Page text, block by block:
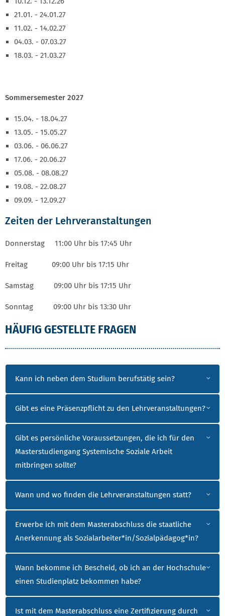
21.01. - 24.01.27
11.02. - 14.02.27
04.03. - 07.03.27
18.03. - 21.03.27
Sommersemester 2027
15.04. - 18.04.27
13.05. - 15.05.27
03.06. - 06.06.27
17.06. - 20.06.27
05.08. - 08.08.27
19.08. - 22.08.27
09.09. - 12.09.27
Zeiten der Lehrveranstaltungen
Donnerstag 11:00 Uhr bis 17:45 Uhr
Freitag 09:00 Uhr bis 17:15 Uhr
Samstag 09:00 Uhr bis 17:15 Uhr
Sonntag 09:00 Uhr bis 13:30 Uhr
HÄUFIG GESTELLTE FRAGEN
Kann ich neben dem Studium berufstätig sein?
Gibt es eine Präsenzpflicht zu den Lehrveranstaltungen?
Gibt es persönliche Voraussetzungen, die ich für den
Masterstudiengang Systemische Soziale Arbeit
mitbringen sollte?
Wann und wo finden die Lehrveranstaltungen statt?
Erwerbe ich mit dem Masterabschluss die staatliche
Anerkennung als Sozialarbeiter*in/Sozialpädagog*in?
Wann bekomme ich Bescheid, ob ich an der Hochschule
einen Studienplatz bekommen habe?
Ist mit dem Masterabschluss eine Zertifizierung durch